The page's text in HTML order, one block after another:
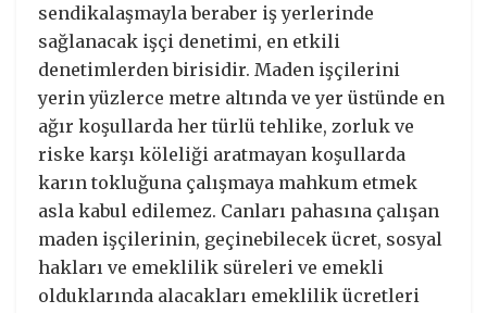
sendikalaşmayla beraber iş yerlerinde
sağlanacak işçi denetimi, en etkili
denetimlerden birisidir. Maden işçilerini
yerin yüzlerce metre altında ve yer üstünde en
ağır koşullarda her türlü tehlike, zorluk ve
riske karşı köleliği aratmayan koşullarda
karın tokluğuna çalışmaya mahkum etmek
asla kabul edilemez. Canları pahasına çalışan
maden işçilerinin, geçinebilecek ücret, sosyal
hakları ve emeklilik süreleri ve emekli
olduklarında alacakları emeklilik ücretleri